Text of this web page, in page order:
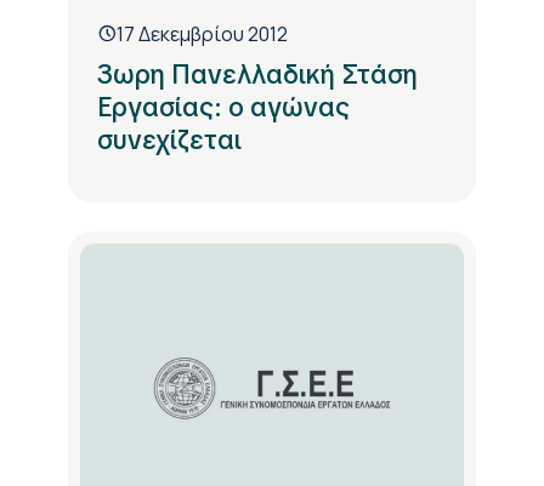
17 Δεκεμβρίου 2012
3ωρη Πανελλαδική Στάση
Εργασίας: ο αγώνας
συνεχίζεται